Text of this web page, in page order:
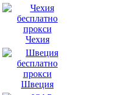
Чехия
Швеция